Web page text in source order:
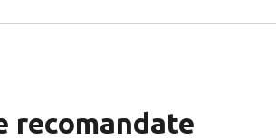
recomandate